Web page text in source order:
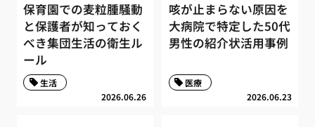
保育園での麦粒腫騒動
と保護者が知っておく
べき集団生活の衛生ル
ール
2026.06.26
生活
咳が止まらない原因を
大病院で特定した50代
男性の紹介状活用事例
2026.06.23
医療